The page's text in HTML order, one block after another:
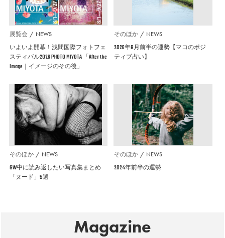
展覧会 NEWS
いよいよ開幕！浅間国際フォトフェ
スティバル2026 PHOTO MIYOTA 「After the
Image｜イメージのその後」
そのほか NEWS
2026年8月前半の運勢【マコのポジ
ティブ占い】
そのほか NEWS
GW中に読み返したい写真集まとめ
「ヌード」5選
そのほか NEWS
2024年前半の運勢
Magazine